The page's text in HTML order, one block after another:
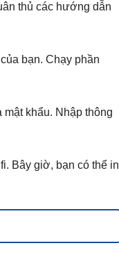
thủ các hướng dẫn
bạn. Chạy phần
mật khẩu. Nhập thông
Bây giờ, bạn có thể in